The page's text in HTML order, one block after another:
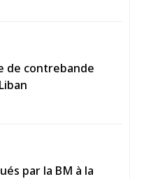
de contrebande
par la BM à la